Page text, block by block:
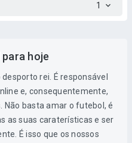
1
hoje
rei. É responsável
e, consequentemente,
Não basta amar o futebol, é
as suas caraterísticas e ser
É isso que os nossos